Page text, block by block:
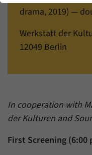
drama, 2019) —
Werkstatt der
12049 Berlin
In cooperation with
der Kulturen and
First Screening (6:00
einwandfrei funktioniert.
Anbieter
Zweck
Name
Statistiken
Inhalte unserer
weitergegeben.